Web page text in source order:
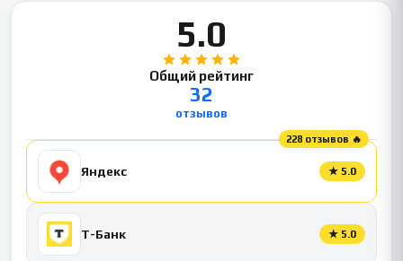
5.0
Общий рейтинг
32
отзывов
228 отзывов 🔥
Яндекс ★ 5.0
Т-Банк ★ 5.0